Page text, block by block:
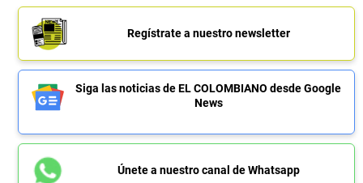
Regístrate a nuestro newsletter
Siga las noticias de EL COLOMBIANO desde Google
News
Únete a nuestro canal de Whatsapp